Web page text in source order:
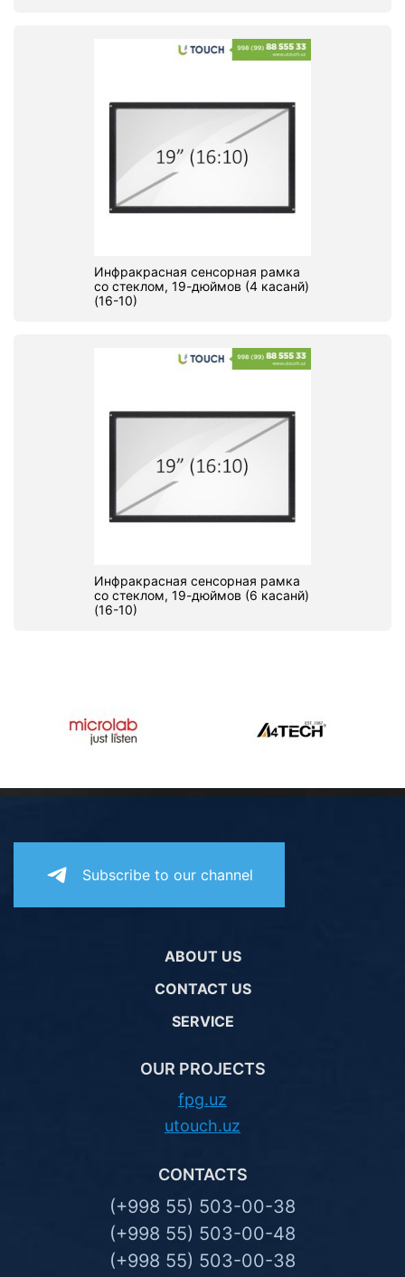
Инфракрасная сенсорная рамка
со стеклом, 19-дюймов (4 касанй)
(16-10)
Инфракрасная сенсорная рамка
со стеклом, 19-дюймов (6 касанй)
(16-10)
Subscribe to our channel
ABOUT US
CONTACT US
SERVICE
OUR PROJECTS
fpg.uz
utouch.uz
CONTACTS
(+998 55) 503-00-38
(+998 55) 503-00-48
(+998 55) 503-00-38